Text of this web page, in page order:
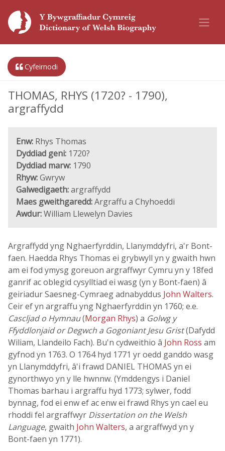
Cyfeirnodi
THOMAS, RHYS (1720? - 1790),
argraffydd
Enw: Rhys Thomas
Dyddiad geni: 1720?
Dyddiad marw: 1790
Rhyw:Gwryw
Galwedigaeth:argraffydd
Maes gweithgaredd:Argraffu a Chyhoeddi
Awdur:William Llewelyn Davies
Argraffydd yng Nghaerfyrddin, Llanymddyfri, a'r Bont-
faen. Haedda Rhys Thomas ei grybwyll yn y gwaith hwn
am ei fod ymysg goreuon argraffwyr Cymru yn y 18fed
ganrif ac oblegid cysylltiad ei wasg (yn y Bont-faen) â
geiriadur Saesneg-Cymraeg adnabyddus John Walters.
Ceir ef yn argraffu yng Nghaerfyrddin yn 1760; e.e.
Cascljad o Hymnau(Morgan Rhys) a Golwg y
Ffyddlonjaid or Degwch a Gogoniant Jesu Grist(Dafydd
Wiliam, Llandeilo Fach). Bu'n cydweithio â John Ross am
gyfnod yn 1763. O 1764 hyd 1771 yr oedd ganddo wasg
yn Llanymddyfri, â'i frawd DANIEL THOMAS yn ei
gynorthwyo yn y lle hwnnw. (Ymddengys i Daniel
Thomas barhau i argraffu hyd 1773; sylwer, fodd
bynnag, fod ei enw ef ac enw ei frawd Rhys yn cael eu
rhoddi fel argraffwyr Dissertation on the Welsh
Language, gwaith John Walters, a argraffwyd yn y
Bont-faen yn 1771).